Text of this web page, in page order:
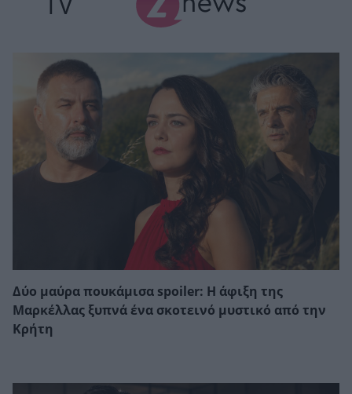
Δύο μαύρα πουκάμισα spoiler: Η άφιξη της
Μαρκέλλας ξυπνά ένα σκοτεινό μυστικό από την
Κρήτη